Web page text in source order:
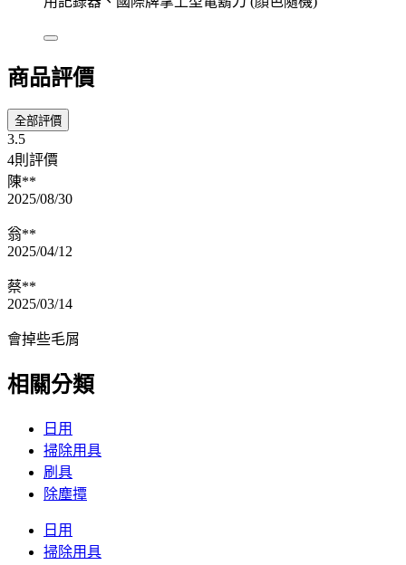
商品評價
全部評價
3.5
4則評價
陳**
2025/08/30
翁**
2025/04/12
蔡**
2025/03/14
會掉些毛屑
相關分類
日用
掃除用具
刷具
除塵撢
日用
掃除用具